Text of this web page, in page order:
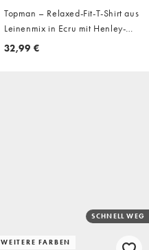
Topman – Relaxed-Fit-T-Shirt aus
Leinenmix in Ecru mit Henley-
Ausschnitt
32,99 €
WEITERE FARBEN
SCHNELL WEG